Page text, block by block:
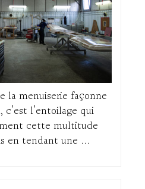
la menuiserie façonne
c’est l’entoilage qui
cette multitude
en tendant une ...